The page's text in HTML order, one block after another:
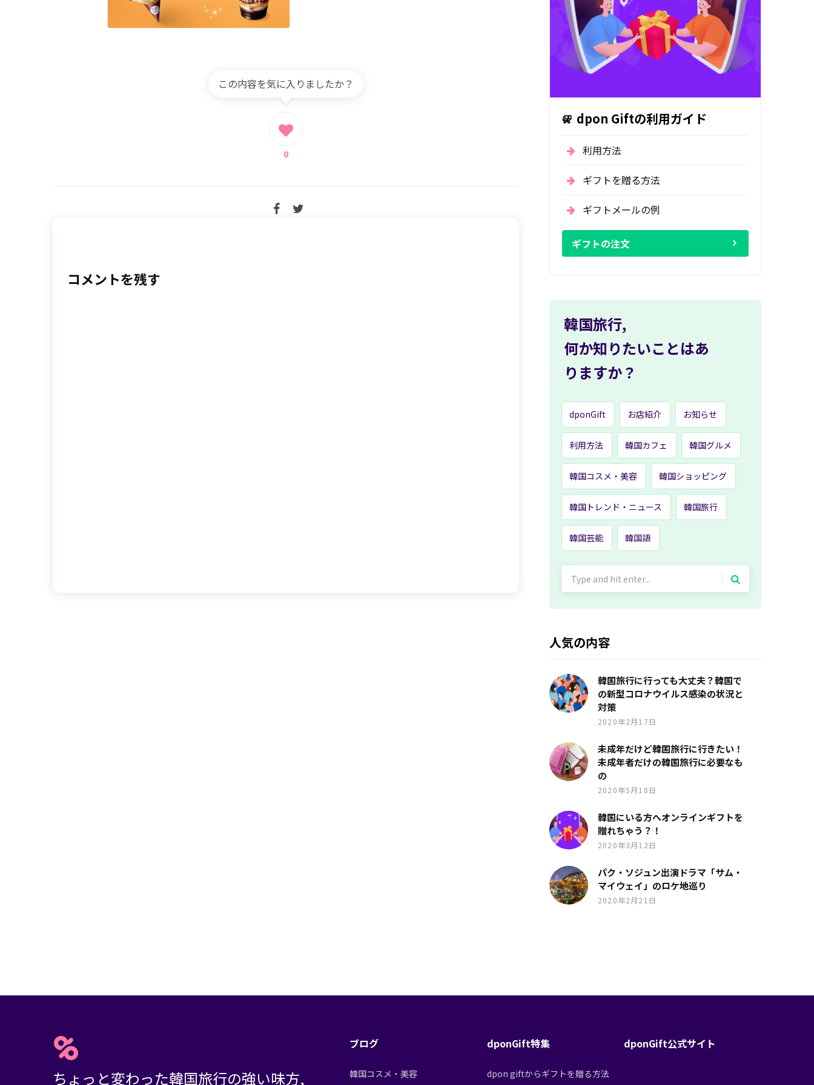
この内容を気に入りましたか？
0
コメントを残す
dpon Giftの利用ガイド
利用方法
ギフトを贈る方法
ギフトメールの例
ギフトの注文
韓国旅行,
何か知りたいことはあ
りますか？
dponGift お店紹介 お知らせ
利用方法 韓国カフェ 韓国グルメ
韓国コスメ・美容 韓国ショッピング
韓国トレンド・ニュース 韓国旅行
韓国芸能 韓国語
人気の内容
韓国旅行に行っても大丈夫？韓国で
の新型コロナウイルス感染の状況と
対策
2020年2月17日
未成年だけど韓国旅行に行きたい！
未成年者だけの韓国旅行に必要なも
の
2020年5月18日
韓国にいる方へオンラインギフトを
贈れちゃう？！
2020年3月12日
パク・ソジュン出演ドラマ「サム・
マイウェイ」のロケ地巡り
2020年2月21日
ちょっと変わった韓国旅行の強い味方,
ブログ
韓国コスメ・美容
dponGift特集
dpon giftからギフトを贈る方法
dponGift公式サイト